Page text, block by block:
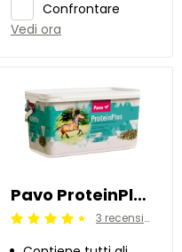
Confrontare
Vedi ora
Pavo ProteinPlus 7 kg
Beoordeling: 4.5/5 3 recensioni